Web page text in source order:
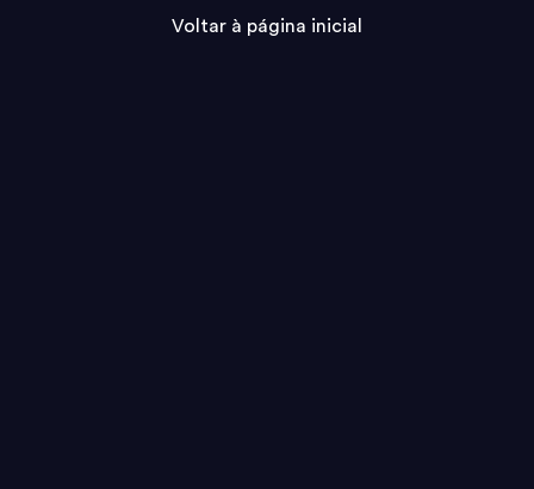
Voltar à página inicial